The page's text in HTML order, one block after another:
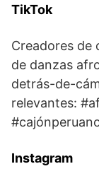
TikTok
Creadores
de danzas
detrás-de-
relevantes:
Instagram